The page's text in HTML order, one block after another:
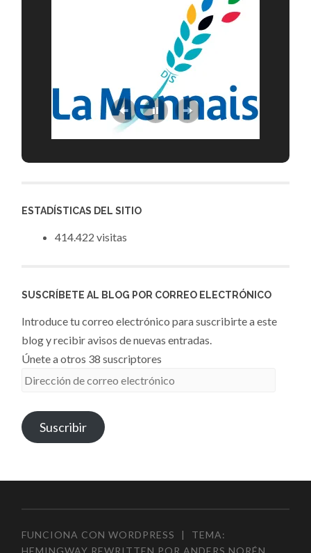
ESTADÍSTICAS DEL SITIO
414.422 visitas
SUSCRÍBETE AL BLOG POR CORREO ELECTRÓNICO
Introduce tu correo electrónico para suscribirte a este
blog y recibir avisos de nuevas entradas.
Únete a otros 38 suscriptores
Dirección
correo
electrónico
Suscribir
FUNCIONA CON WORDPRESS |
TEMA:
HEMINGWAY REWRITTEN POR ANDERS NORÉN